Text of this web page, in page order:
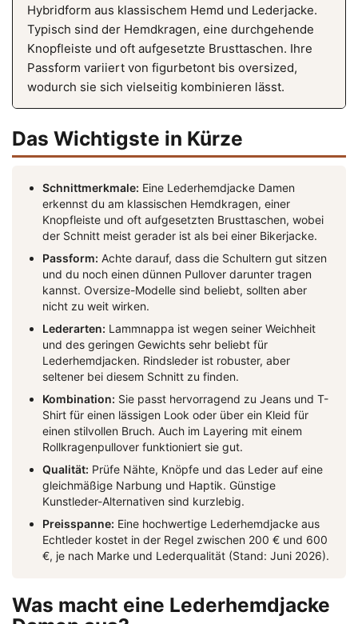
Hybridform aus klassischem Hemd und Lederjacke.
Typisch sind der Hemdkragen, eine durchgehende
Knopfleiste und oft aufgesetzte Brusttaschen. Ihre
Passform variiert von figurbetont bis oversized,
wodurch sie sich vielseitig kombinieren lässt.
Das Wichtigste in Kürze
Schnittmerkmale: Eine Lederhemdjacke Damen
erkennst du am klassischen Hemdkragen, einer
Knopfleiste und oft aufgesetzten Brusttaschen, wobei
der Schnitt meist gerader ist als bei einer Bikerjacke.
Passform: Achte darauf, dass die Schultern gut sitzen
und du noch einen dünnen Pullover darunter tragen
kannst. Oversize-Modelle sind beliebt, sollten aber
nicht zu weit wirken.
Lederarten: Lammnappa ist wegen seiner Weichheit
und des geringen Gewichts sehr beliebt für
Lederhemdjacken. Rindsleder ist robuster, aber
seltener bei diesem Schnitt zu finden.
Kombination: Sie passt hervorragend zu Jeans und T-
Shirt für einen lässigen Look oder über ein Kleid für
einen stilvollen Bruch. Auch im Layering mit einem
Rollkragenpullover funktioniert sie gut.
Qualität: Prüfe Nähte, Knöpfe und das Leder auf eine
gleichmäßige Narbung und Haptik. Günstige
Kunstleder-Alternativen sind kurzlebig.
Preisspanne: Eine hochwertige Lederhemdjacke aus
Echtleder kostet in der Regel zwischen 200 € und 600
€, je nach Marke und Lederqualität (Stand: Juni 2026).
Was macht eine Lederhemdjacke